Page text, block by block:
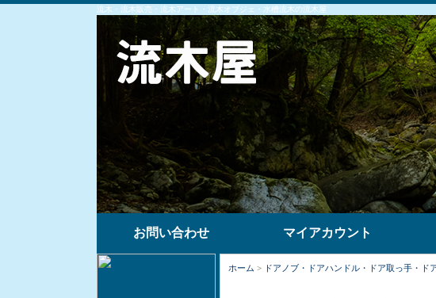
流木・流木販売・流木アート・流木オブジェ・水槽流木の流木屋
お問い合わせ マイアカウント
ホーム > ドアノブ・ドアハンドル・ドア取っ手・ド